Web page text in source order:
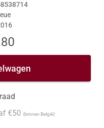
€50 (binnen België)